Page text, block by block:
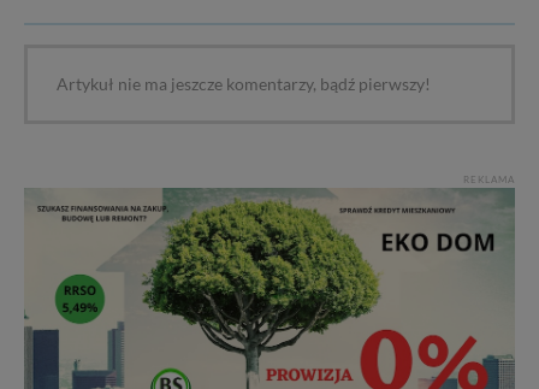
Artykuł nie ma jeszcze komentarzy, bądź pierwszy!
REKLAMA